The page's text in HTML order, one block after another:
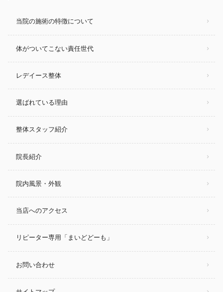
当院の施術の特徴について
体がついてこない責任世代
レデイース整体
選ばれている理由
整体スタッフ紹介
院長紹介
院内風景・外観
当店へのアクセス
リピーター専用「まいどどーも」
お問い合わせ